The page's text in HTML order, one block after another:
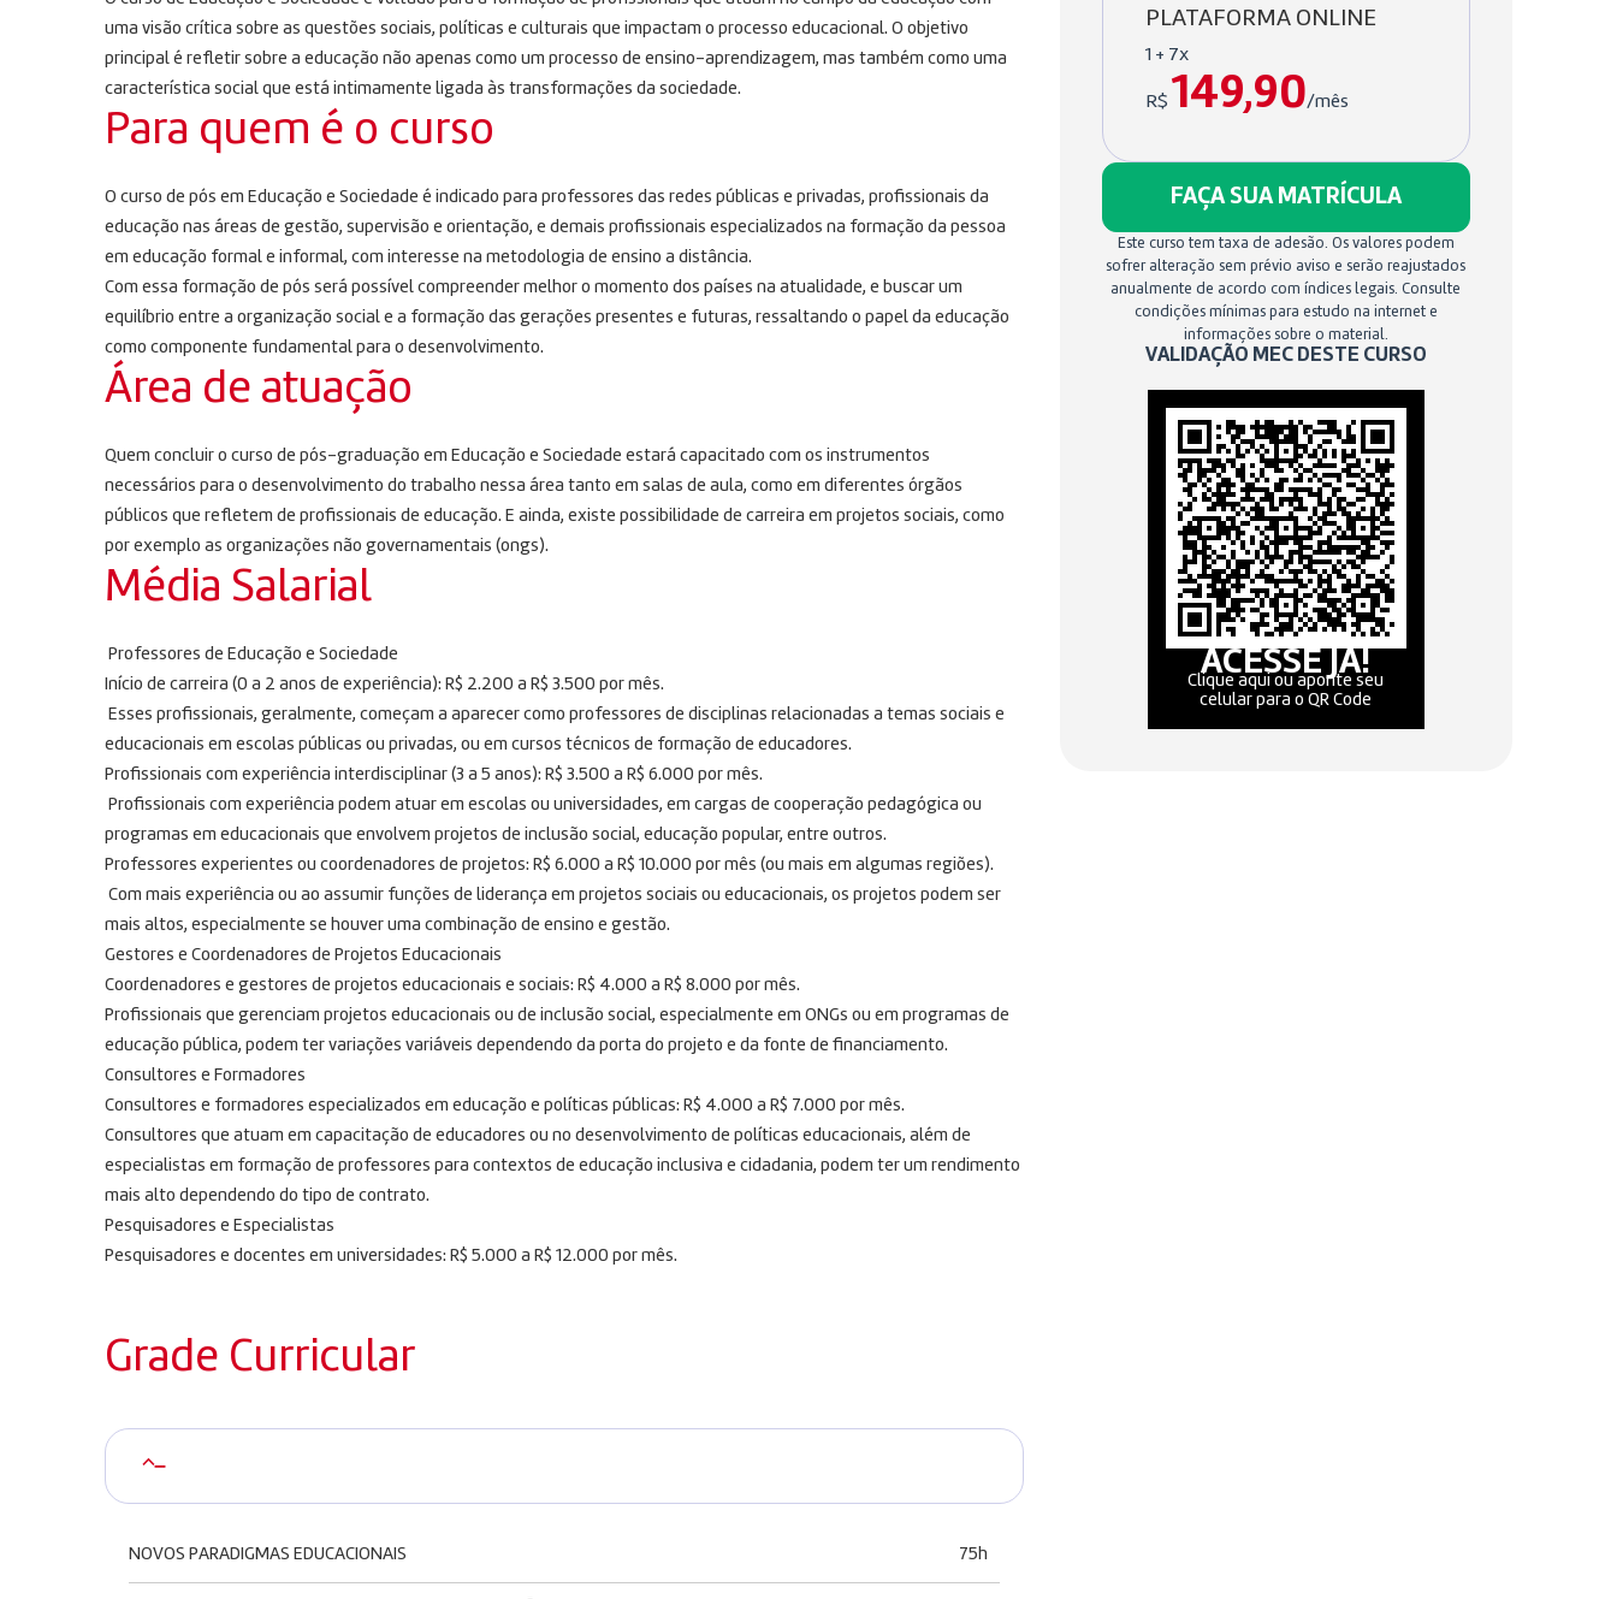
uma visão crítica sobre as questões sociais, políticas e culturais que impactam o processo educacional. O objetivo
principal é refletir sobre a educação não apenas como um processo de ensino-aprendizagem, mas também como uma
característica social que está intimamente ligada às transformações da sociedade.
Para quem é o curso
O curso de pós em Educação e Sociedade é indicado para professores das redes públicas e privadas, profissionais da
educação nas áreas de gestão, supervisão e orientação, e demais profissionais especializados na formação da pessoa
em educação formal e informal, com interesse na metodologia de ensino a distância.
Com essa formação de pós será possível compreender melhor o momento dos países na atualidade, e buscar um
equilíbrio entre a organização social e a formação das gerações presentes e futuras, ressaltando o papel da educação
como componente fundamental para o desenvolvimento.
Área de atuação
Quem concluir o curso de pós-graduação em Educação e Sociedade estará capacitado com os instrumentos
necessários para o desenvolvimento do trabalho nessa área tanto em salas de aula, como em diferentes órgãos
públicos que refletem de profissionais de educação. E ainda, existe possibilidade de carreira em projetos sociais, como
por exemplo as organizações não governamentais (ongs).
Média Salarial
Professores de Educação e Sociedade
Início de carreira (0 a 2 anos de experiência): R$ 2.200 a R$ 3.500 por mês.
Esses profissionais, geralmente, começam a aparecer como professores de disciplinas relacionadas a temas sociais e
educacionais em escolas públicas ou privadas, ou em cursos técnicos de formação de educadores.
Profissionais com experiência interdisciplinar (3 a 5 anos): R$ 3.500 a R$ 6.000 por mês.
Profissionais com experiência podem atuar em escolas ou universidades, em cargas de cooperação pedagógica ou
programas em educacionais que envolvem projetos de inclusão social, educação popular, entre outros.
Professores experientes ou coordenadores de projetos: R$ 6.000 a R$ 10.000 por mês (ou mais em algumas regiões).
Com mais experiência ou ao assumir funções de liderança em projetos sociais ou educacionais, os projetos podem ser
mais altos, especialmente se houver uma combinação de ensino e gestão.
Gestores e Coordenadores de Projetos Educacionais
Coordenadores e gestores de projetos educacionais e sociais: R$ 4.000 a R$ 8.000 por mês.
Profissionais que gerenciam projetos educacionais ou de inclusão social, especialmente em ONGs ou em programas de
educação pública, podem ter variações variáveis ​​dependendo da porta do projeto e da fonte de financiamento.
Consultores e Formadores
Consultores e formadores especializados em educação e políticas públicas: R$ 4.000 a R$ 7.000 por mês.
Consultores que atuam em capacitação de educadores ou no desenvolvimento de políticas educacionais, além de
especialistas em formação de professores para contextos de educação inclusiva e cidadania, podem ter um rendimento
mais alto dependendo do tipo de contrato.
Pesquisadores e Especialistas
Pesquisadores e docentes em universidades: R$ 5.000 a R$ 12.000 por mês.
Grade Curricular
–
NOVOS PARADIGMAS EDUCACIONAIS 75h
PLATAFORMA ONLINE
1 + 7x
R$ 149,90/mês
FAÇA SUA MATRÍCULA
Este curso tem taxa de adesão. Os valores podem
sofrer alteração sem prévio aviso e serão reajustados
anualmente de acordo com índices legais. Consulte
condições mínimas para estudo na internet e
informações sobre o material.
VALIDAÇÃO MEC DESTE CURSO
ACESSE JÁ!
Clique aqui ou aponte seu
celular para o QR Code